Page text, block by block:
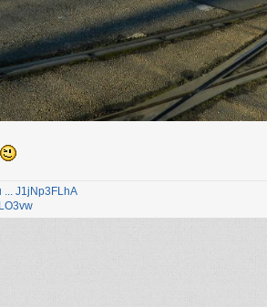
... J1jNp3FLhA